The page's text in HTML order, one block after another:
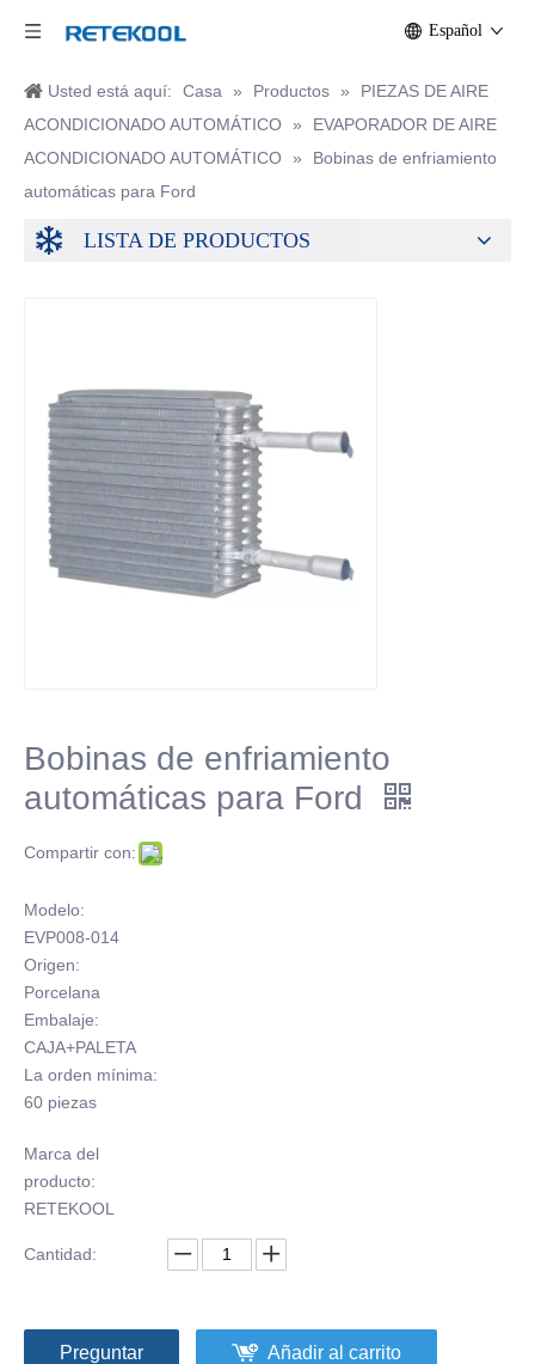
Español
Usted está aquí: Casa » Productos »
PIEZAS DE AIRE
ACONDICIONADO AUTOMÁTICO »
EVAPORADOR DE AIRE
ACONDICIONADO AUTOMÁTICO »
Bobinas de enfriamiento
automáticas para Ford
LISTA DE PRODUCTOS
Bobinas de enfriamiento
automáticas para Ford
Compartir con:
Modelo:
EVP008-014
Origen:
Porcelana
Embalaje:
CAJA+PALETA
La orden mínima:
60 piezas
Marca del
producto:
RETEKOOL
Cantidad:
Preguntar Añadir al carrito